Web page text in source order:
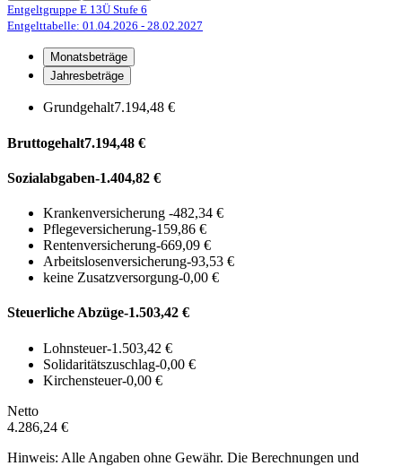
Entgeltgruppe E 13Ü Stufe 6
Entgelttabelle: 01.04.2026 - 28.02.2027
Monatsbeträge
Jahresbeträge
Grundgehalt7.194,48 €
Bruttogehalt7.194,48 €
Sozialabgaben-1.404,82 €
Krankenversicherung -482,34 €
Pflegeversicherung-159,86 €
Rentenversicherung-669,09 €
Arbeitslosenversicherung-93,53 €
keine Zusatzversorgung-0,00 €
Steuerliche Abzüge-1.503,42 €
Lohnsteuer-1.503,42 €
Solidaritätszuschlag-0,00 €
Kirchensteuer-0,00 €
Netto
4.286,24 €
Hinweis: Alle Angaben ohne Gewähr. Die Berechnungen und